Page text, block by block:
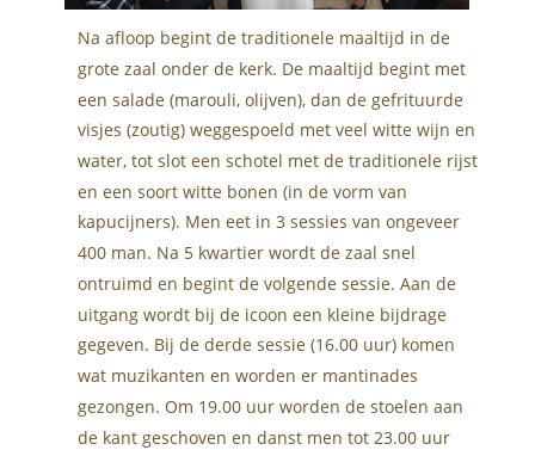
Na afloop begint de traditionele maaltijd in de
grote zaal onder de kerk. De maaltijd begint met
een salade (marouli, olijven), dan de gefrituurde
visjes (zoutig) weggespoeld met veel witte wijn en
water, tot slot een schotel met de traditionele rijst
en een soort witte bonen (in de vorm van
kapucijners). Men eet in 3 sessies van ongeveer
400 man. Na 5 kwartier wordt de zaal snel
ontruimd en begint de volgende sessie. Aan de
uitgang wordt bij de icoon een kleine bijdrage
gegeven. Bij de derde sessie (16.00 uur) komen
wat muzikanten en worden er mantinades
gezongen. Om 19.00 uur worden de stoelen aan
de kant geschoven en danst men tot 23.00 uur